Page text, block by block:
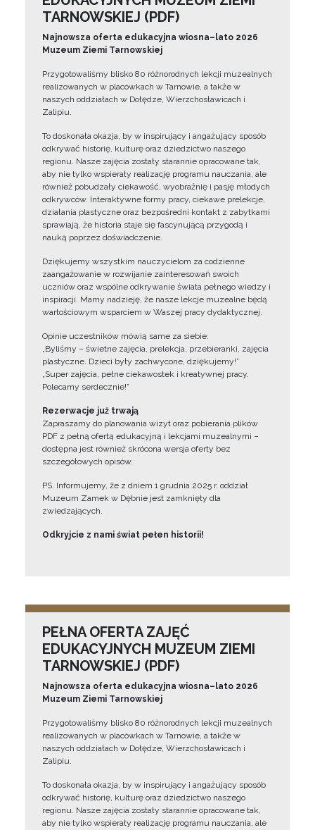
TARNOWSKIEJ (PDF)
Najnowsza oferta edukacyjna wiosna–lato 2026
Muzeum Ziemi Tarnowskiej
Przygotowaliśmy blisko 80 różnorodnych lekcji muzealnych
realizowanych w placówkach w Tarnowie, a także w
naszych oddziałach w Dołędze, Wierzchosławicach i
Zalipiu.
To doskonała okazja, by w inspirujący i angażujący sposób
odkrywać historię, kulturę oraz dziedzictwo naszego
regionu. Nasze zajęcia zostały starannie opracowane tak,
aby nie tylko wspierały realizację programu nauczania, ale
również pobudzały ciekawość, wyobraźnię i pasję młodych
odkrywców. Interaktywne formy pracy, ciekawe prelekcje,
działania plastyczne oraz bezpośredni kontakt z zabytkami
sprawiają, że historia staje się fascynującą przygodą i
nauką poprzez doświadczenie.
Dziękujemy wszystkim nauczycielom za codzienne
zaangażowanie w rozwijanie zainteresowań swoich
uczniów oraz wspólne odkrywanie świata pełnego wiedzy i
inspiracji. Mamy nadzieję, że nasze lekcje muzealne będą
wartościowym wsparciem w Waszej pracy dydaktycznej.
Opinie uczestników mówią same za siebie:
„Byliśmy – świetne zajęcia, prelekcja, przebieranki, zajęcia
plastyczne. Dzieci były zachwycone, dziękujemy!”
„Super zajęcia, pełne ciekawostek i kreatywnej pracy.
Polecamy serdecznie!”
Rezerwacje już trwają
Zapraszamy do planowania wizyt oraz pobierania plików
PDF z pełną ofertą edukacyjną i lekcjami muzealnymi –
dostępna jest również skrócona wersja oferty bez
szczegółowych opisów.
PS. Informujemy, że z dniem 1 grudnia 2025 r. oddział
Muzeum Zamek w Dębnie jest zamknięty dla
zwiedzających.
Odkryjcie z nami świat pełen historii!
PEŁNA OFERTA ZAJĘĆ
EDUKACYJNYCH MUZEUM ZIEMI
TARNOWSKIEJ (PDF)
Najnowsza oferta edukacyjna wiosna–lato 2026
Muzeum Ziemi Tarnowskiej
Przygotowaliśmy blisko 80 różnorodnych lekcji muzealnych
realizowanych w placówkach w Tarnowie, a także w
naszych oddziałach w Dołędze, Wierzchosławicach i
Zalipiu.
To doskonała okazja, by w inspirujący i angażujący sposób
odkrywać historię, kulturę oraz dziedzictwo naszego
regionu. Nasze zajęcia zostały starannie opracowane tak,
aby nie tylko wspierały realizację programu nauczania, ale